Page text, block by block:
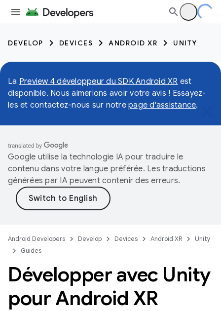
DEVELOP DEVICES ANDROID XR UNITY
La Preview 4 développeur du SDK Android XR est
disponible. Nous aimerions avoir votre avis ! Essayez-
les et contactez-nous sur notre page d'assistance.
Google utilise la technologie IA pour traduire le
contenu dans votre langue préférée. Les traductions
générées par IA peuvent contenir des erreurs.
Android Developers Develop Devices Android XR
Unity
Guides
Développer avec Unity
pour Android XR